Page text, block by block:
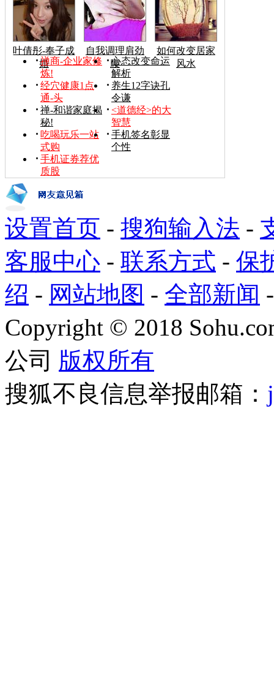
叶倩彤-奉子成
婚
自我调理肩劲
腰
如何改变居家
风水
禅商-企业家修
炼!
心态改变命运
解析
经穴健康1点
通-头
养生12字诀孔
令谦
禅-和谐家庭揭
秘!
<道德经>的大
智慧
吃喝玩乐一站
式购
手机签名彰显
个性
手机证券荐优
质股
设置首页 - 搜狗输入法 -
客服中心 - 联系方式 - 保
绍 - 网站地图 - 全部新闻
Copyright © 2018
公司 版权所有
搜狐不良信息举报邮箱：